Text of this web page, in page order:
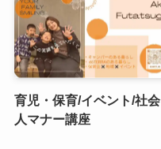
育児・保育/イベント/社会
人マナー講座